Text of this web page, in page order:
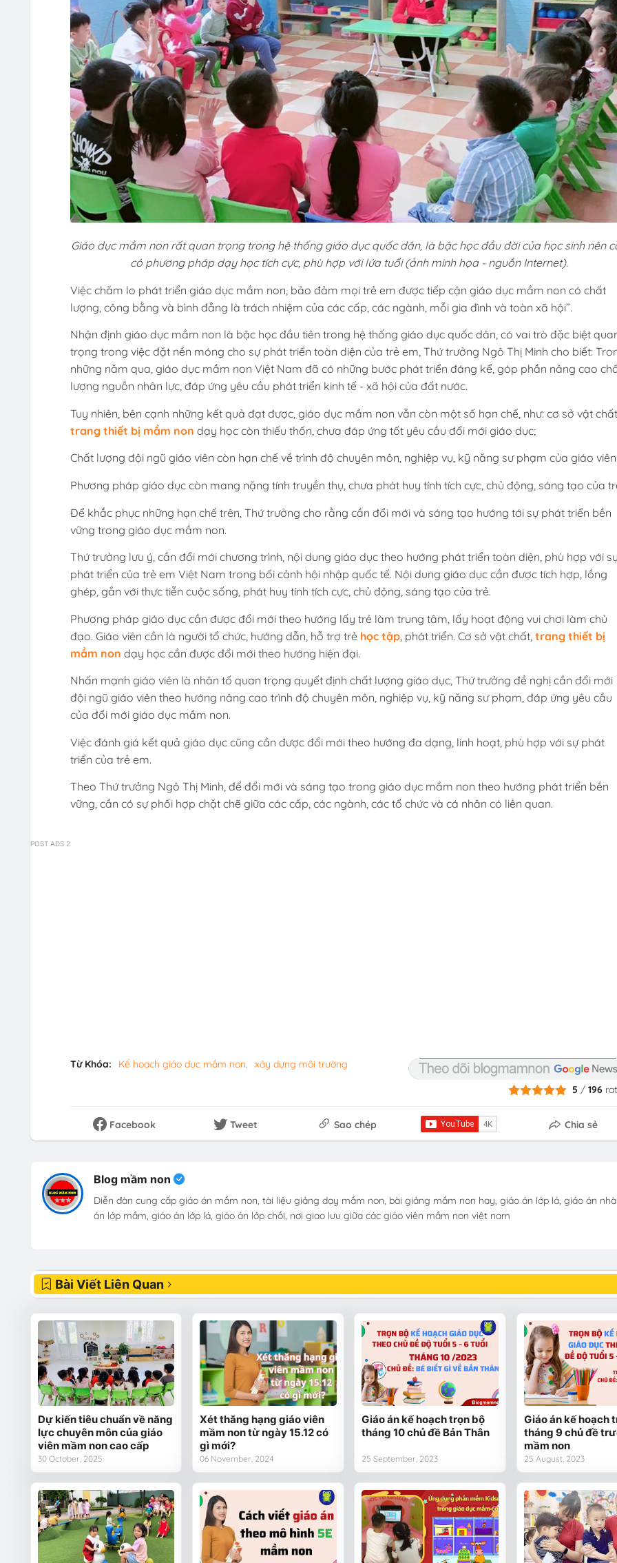
Giáo dục mầm non rất quan trọng trong hệ thống giáo dục quốc dân, là bậc học đầu đời của học sinh nên
có phương pháp dạy học tích cực, phù hợp với lứa tuổi (ảnh minh họa - nguồn Internet).
Việc chăm lo phát triển giáo dục mầm non, bảo đảm mọi trẻ em được tiếp cận giáo dục mầm non có chất
lượng, công bằng và bình đẳng là trách nhiệm của các cấp, các ngành, mỗi gia đình và toàn xã hội”.
Nhận định giáo dục mầm non là bậc học đầu tiên trong hệ thống giáo dục quốc dân, có vai trò đặc biệt
trọng trong việc đặt nền móng cho sự phát triển toàn diện của trẻ em, Thứ trưởng Ngô Thị Minh cho biết:
những năm qua, giáo dục mầm non Việt Nam đã có những bước phát triển đáng kể, góp phần nâng cao
lượng nguồn nhân lực, đáp ứng yêu cầu phát triển kinh tế - xã hội của đất nước.
Tuy nhiên, bên cạnh những kết quả đạt được, giáo dục mầm non vẫn còn một số hạn chế, như: cơ sở vật
trang thiết bị mầm non dạy học còn thiếu thốn, chưa đáp ứng tốt yêu cầu đổi mới giáo dục;
Chất lượng đội ngũ giáo viên còn hạn chế về trình độ chuyên môn, nghiệp vụ, kỹ năng sư phạm của giáo
Phương pháp giáo dục còn mang nặng tính truyền thụ, chưa phát huy tính tích cực, chủ động, sáng tạo của
Để khắc phục những hạn chế trên, Thứ trưởng cho rằng cần đổi mới và sáng tạo hướng tới sự phát triển bền
vững trong giáo dục mầm non.
Thứ trưởng lưu ý, cần đổi mới chương trình, nội dung giáo dục theo hướng phát triển toàn diện, phù hợp với
phát triển của trẻ em Việt Nam trong bối cảnh hội nhập quốc tế. Nội dung giáo dục cần được tích hợp, lồng
ghép, gắn với thực tiễn cuộc sống, phát huy tính tích cực, chủ động, sáng tạo của trẻ.
Phương pháp giáo dục cần được đổi mới theo hướng lấy trẻ làm trung tâm, lấy hoạt động vui chơi làm chủ
đạo. Giáo viên cần là người tổ chức, hướng dẫn, hỗ trợ trẻ học tập, phát triển. Cơ sở vật chất, trang thiết bị
mầm non dạy học cần được đổi mới theo hướng hiện đại.
Nhấn mạnh giáo viên là nhân tố quan trọng quyết định chất lượng giáo dục, Thứ trưởng đề nghị cần đổi mới
đội ngũ giáo viên theo hướng nâng cao trình độ chuyên môn, nghiệp vụ, kỹ năng sư phạm, đáp ứng yêu cầu
của đổi mới giáo dục mầm non.
Việc đánh giá kết quả giáo dục cũng cần được đổi mới theo hướng đa dạng, linh hoạt, phù hợp với sự phát
triển của trẻ em.
Theo Thứ trưởng Ngô Thị Minh, để đổi mới và sáng tạo trong giáo dục mầm non theo hướng phát triển bền
vững, cần có sự phối hợp chặt chẽ giữa các cấp, các ngành, các tổ chức và cá nhân có liên quan.
POST ADS 2
Từ Khóa: Kế hoạch giáo dục mầm non xây dựng môi trường
5 /196
Facebook Tweet Sao chép Chia sẻ
Blog mầm non
Diễn đàn cung cấp giáo án mầm non, tài liệu giảng dạy mầm non, bài giảng mầm non hay, giáo án lớp lá, giáo án
án lớp mầm, giáo án lớp lá, giáo án lớp chồi, nơi giao lưu giữa các giáo viên mầm non việt nam
Bài Viết Liên Quan
Dự kiến tiêu chuẩn về năng
lực chuyên môn của giáo
viên mầm non cao cấp
30 October, 2025
Xét thăng hạng giáo viên
mầm non từ ngày 15.12 có
gì mới?
06 November, 2024
Giáo án kế hoạch trọn bộ
tháng 10 chủ đề Bản Thân
25 September, 2023
Giáo án kế hoạch
tháng 9 chủ đề
mầm non
25 August, 2023